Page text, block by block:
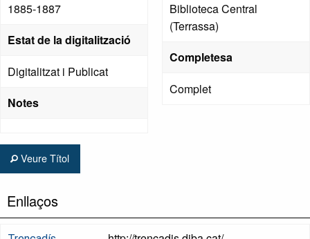
1885-1887
Estat de la digitalització
Digitalitzat i Publicat
Notes
Biblioteca Central
(Terrassa)
Completesa
Complet
Veure Títol
Enllaços